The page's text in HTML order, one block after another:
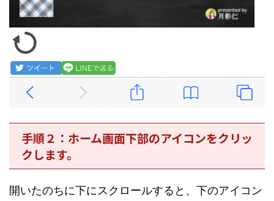
手順２：ホーム画面下部のアイコンをクリッ
クします。
開いたのちに下にスクロールすると、下のアイコン